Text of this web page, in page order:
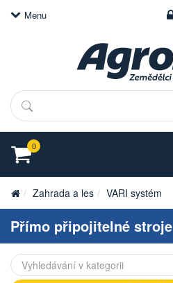
Menu
Hledat
0
Zahrada a les VARI systém
Přímo připojitelné stroje